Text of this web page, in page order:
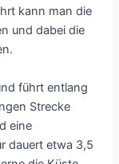
kann man die
und dabei die
führt entlang
Strecke
eine
dauert etwa 3,5